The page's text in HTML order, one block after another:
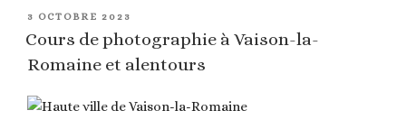
PUBLIÉ
3 OCTOBRE 2023
Cours de photographie à Vaison-la-
Romaine et alentours